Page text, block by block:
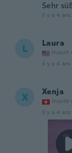
Sehr
il y a 4 ans
L Laura
Inscrit
il y a 4 ans
X Xenja
Inscrit
il y a 4 ans